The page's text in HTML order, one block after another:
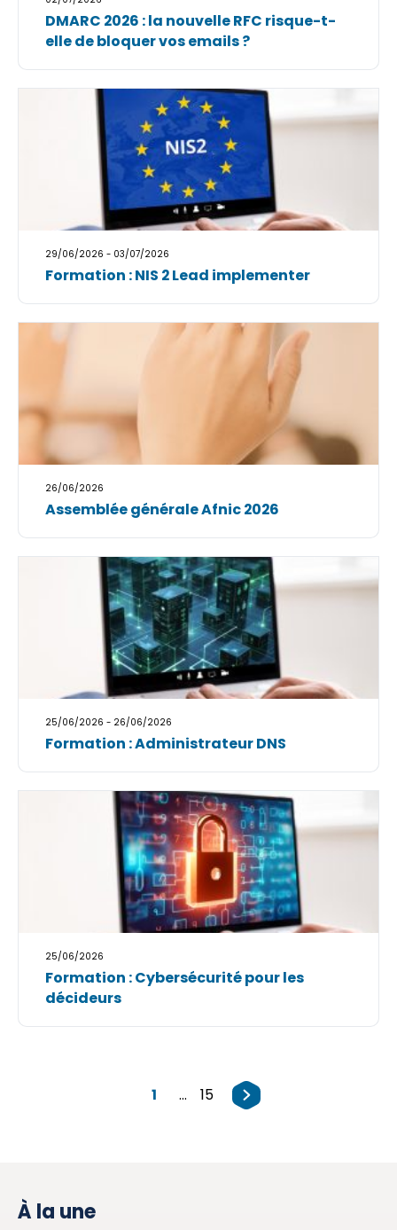
DMARC 2026 : la nouvelle RFC risque-t-
elle de bloquer vos emails ?
29/06/2026 - 03/07/2026
Formation : NIS 2 Lead implementer
26/06/2026
Assemblée générale Afnic 2026
25/06/2026 - 26/06/2026
Formation : Administrateur DNS
25/06/2026
Formation : Cybersécurité pour les
décideurs
1 ... 15
À la une